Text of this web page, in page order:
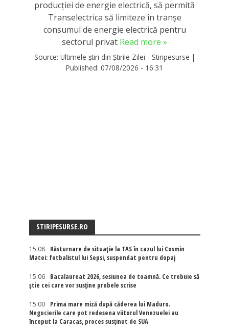
producției de energie electrică, să permită
Transelectrica să limiteze în tranșe
consumul de energie electrică pentru
sectorul privat Read more »
Source: Ultimele știri din Știrile Zilei - Stiripesurse |
Published: 07/08/2026 - 16:31
STIRIPESURSE.RO
15:08
Răsturnare de situație la TAS în cazul lui Cosmin
Matei: fotbalistul lui Sepsi, suspendat pentru dopaj
15:06
Bacalaureat 2026, sesiunea de toamnă. Ce trebuie să
știe cei care vor susține probele scrise
15:00
Prima mare miză după căderea lui Maduro.
Negocierile care pot redesena viitorul Venezuelei au
început la Caracas, proces susținut de SUA